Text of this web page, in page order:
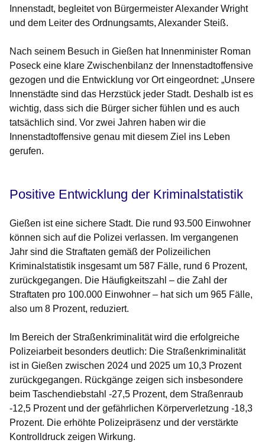
Innenstadt, begleitet von Bürgermeister Alexander Wright
und dem Leiter des Ordnungsamts, Alexander Steiß.
Nach seinem Besuch in Gießen hat Innenminister Roman
Poseck eine klare Zwischenbilanz der Innenstadtoffensive
gezogen und die Entwicklung vor Ort eingeordnet: „Unsere
Innenstädte sind das Herzstück jeder Stadt. Deshalb ist es
wichtig, dass sich die Bürger sicher fühlen und es auch
tatsächlich sind. Vor zwei Jahren haben wir die
Innenstadtoffensive genau mit diesem Ziel ins Leben
gerufen.
Positive Entwicklung der Kriminalstatistik
Gießen ist eine sichere Stadt. Die rund 93.500 Einwohner
können sich auf die Polizei verlassen. Im vergangenen
Jahr sind die Straftaten gemäß der Polizeilichen
Kriminalstatistik insgesamt um 587 Fälle, rund 6 Prozent,
zurückgegangen. Die Häufigkeitszahl – die Zahl der
Straftaten pro 100.000 Einwohner – hat sich um 965 Fälle,
also um 8 Prozent, reduziert.
Im Bereich der Straßenkriminalität wird die erfolgreiche
Polizeiarbeit besonders deutlich: Die Straßenkriminalität
ist in Gießen zwischen 2024 und 2025 um 10,3 Prozent
zurückgegangen. Rückgänge zeigen sich insbesondere
beim Taschendiebstahl -27,5 Prozent, dem Straßenraub
-12,5 Prozent und der gefährlichen Körperverletzung -18,3
Prozent. Die erhöhte Polizeipräsenz und der verstärkte
Kontrolldruck zeigen Wirkung.